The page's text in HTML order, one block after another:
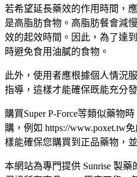
若希望延長藥效的作用時間，
是高脂肪食物。高脂肪餐會減
效的起效時間。因此，為了達
時避免食用油膩的食物。
此外，使用者應根據個人情況
指導，這樣才能確保既能充分
購買Super P-Force等類似藥物
購，例如 https://www.poxet.tw
樣能確保您購買到正品藥物，
本網站為專門提供 Sunrise 製